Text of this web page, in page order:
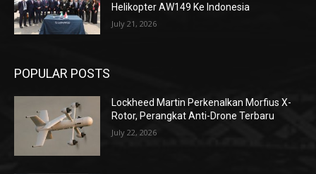
Helikopter AW149 Ke Indonesia
July 21, 2026
POPULAR POSTS
Lockheed Martin Perkenalkan Morfius X-
Rotor, Perangkat Anti-Drone Terbaru
July 22, 2026